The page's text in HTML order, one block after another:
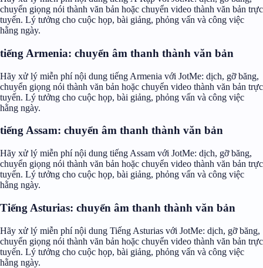
chuyển giọng nói thành văn bản hoặc chuyển video thành văn bản trực
tuyến. Lý tưởng cho cuộc họp, bài giảng, phỏng vấn và công việc
hằng ngày.
tiếng Armenia: chuyển âm thanh thành văn bản
Hãy xử lý miễn phí nội dung tiếng Armenia với JotMe: dịch, gỡ băng,
chuyển giọng nói thành văn bản hoặc chuyển video thành văn bản trực
tuyến. Lý tưởng cho cuộc họp, bài giảng, phỏng vấn và công việc
hằng ngày.
tiếng Assam: chuyển âm thanh thành văn bản
Hãy xử lý miễn phí nội dung tiếng Assam với JotMe: dịch, gỡ băng,
chuyển giọng nói thành văn bản hoặc chuyển video thành văn bản trực
tuyến. Lý tưởng cho cuộc họp, bài giảng, phỏng vấn và công việc
hằng ngày.
Tiếng Asturias: chuyển âm thanh thành văn bản
Hãy xử lý miễn phí nội dung Tiếng Asturias với JotMe: dịch, gỡ băng,
chuyển giọng nói thành văn bản hoặc chuyển video thành văn bản trực
tuyến. Lý tưởng cho cuộc họp, bài giảng, phỏng vấn và công việc
hằng ngày.